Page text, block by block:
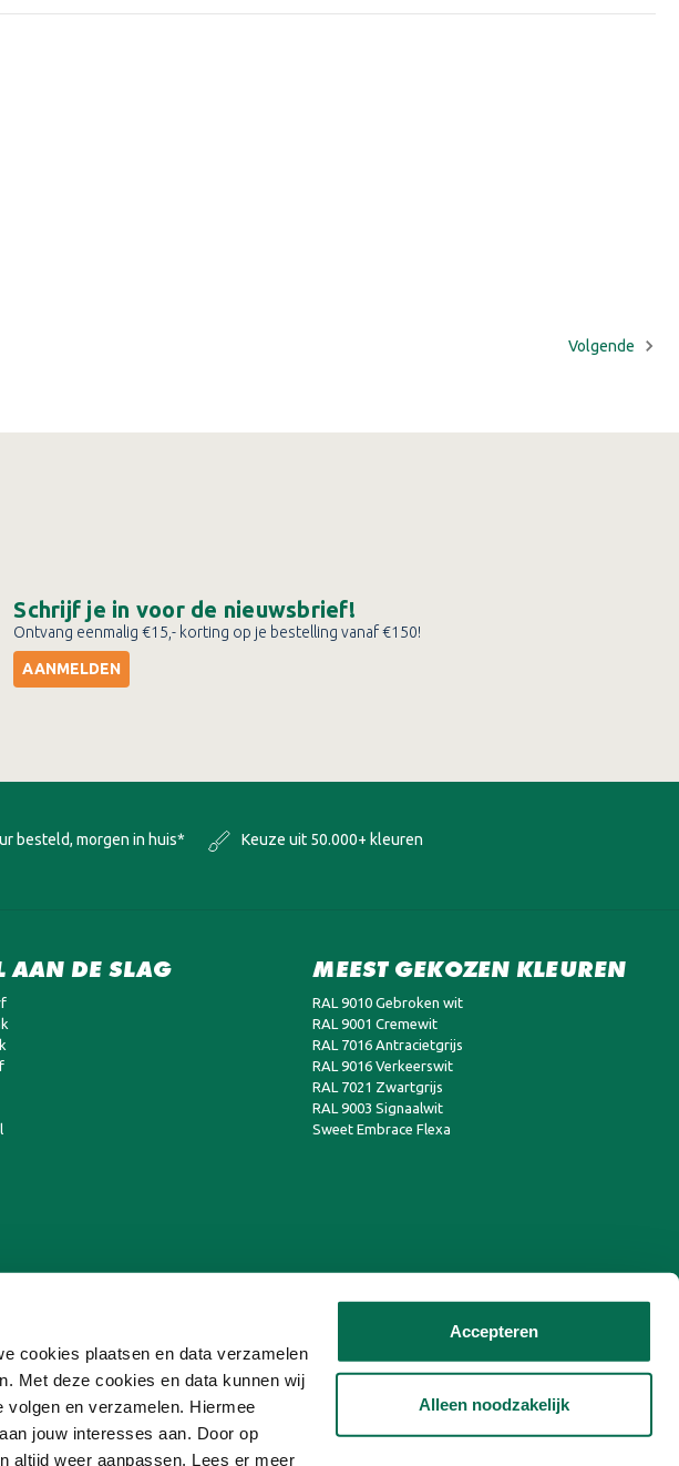
cookies plaatsen en data verzamelen
Met deze cookies en data kunnen wij
volgen en verzamelen. Hiermee
jouw interesses aan. Door op
altijd weer aanpassen. Lees er meer
Accepteren
Alleen noodzakelijk
Volgende
Schrijf je in voor de nieuwsbrief!
Ontvang eenmalig €15,- korting op je bestelling vanaf €150!
AANMELDEN
besteld, morgen in huis*
Keuze uit 50.000+ kleuren
AAN DE SLAG MEEST GEKOZEN KLEUREN
RAL 9010 Gebroken wit
RAL 9001 Cremewit
RAL 7016 Antracietgrijs
RAL 9016 Verkeerswit
RAL 7021 Zwartgrijs
RAL 9003 Signaalwit
Sweet Embrace Flexa